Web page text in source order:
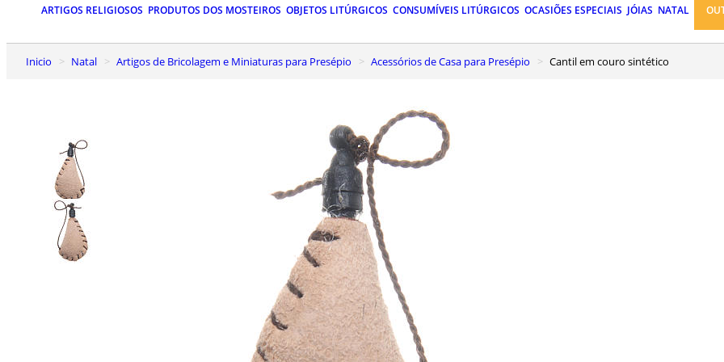
ARTIGOS RELIGIOSOS PRODUTOS DOS MOSTEIROS OBJETOS LITÚRGICOS CONSUMÍVEIS LITÚRGICOS OCASIÕES ESPECIAIS JÓIAS NATAL
Inicio Natal Artigos de Bricolagem e Miniaturas para Presépio Acessórios de Casa para Presépio Cantil em couro sintético